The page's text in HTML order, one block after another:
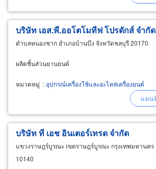
บริษัท เอส.พี.ออโตโมทีฟ โปรดักส์ จำกัด
ตำบลหนองชาก อำเภอบ้านบึง จังหวัดชลบุรี 20170
ผลิตชิ้นส่วนยานยนต์
หมวดหมู่ : อุปกรณ์เครื่องใช้และอะไหล่เครื่องยนต์
บริษัท ที เอช อินเตอร์เทรด จำกัด
แขวงราษฎร์บูรณะ เขตราษฎร์บูรณะ กรุงเทพมหานคร
10140